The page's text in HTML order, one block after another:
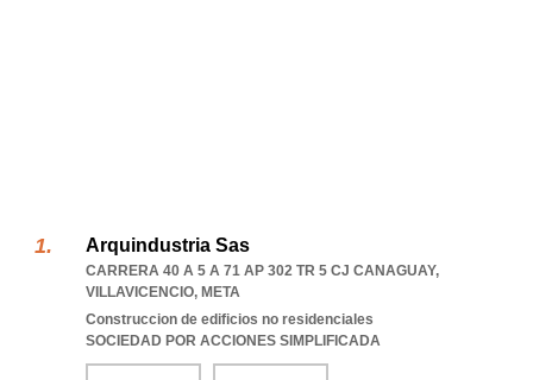
Arquindustria Sas
CARRERA 40 A 5 A 71 AP 302 TR 5 CJ CANAGUAY,
VILLAVICENCIO, META
Construccion de edificios no residenciales
SOCIEDAD POR ACCIONES SIMPLIFICADA